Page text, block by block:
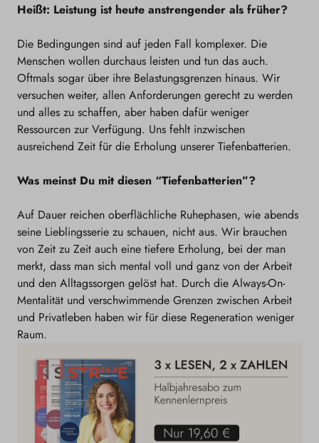
Heißt: Leistung ist heute anstrengender als früher?
Die Bedingungen sind auf jeden Fall komplexer. Die
Menschen wollen durchaus leisten und tun das auch.
Oftmals sogar über ihre Belastungsgrenzen hinaus. Wir
versuchen weiter, allen Anforderungen gerecht zu werden
und alles zu schaffen, aber haben dafür weniger
Ressourcen zur Verfügung. Uns fehlt inzwischen
ausreichend Zeit für die Erholung unserer Tiefenbatterien.
Was meinst Du mit diesen “Tiefenbatterien”?
Auf Dauer reichen oberflächliche Ruhephasen, wie abends
seine Lieblingsserie zu schauen, nicht aus. Wir brauchen
von Zeit zu Zeit auch eine tiefere Erholung, bei der man
merkt, dass man sich mental voll und ganz von der Arbeit
und den Alltagssorgen gelöst hat. Durch die Always-On-
Mentalität und verschwimmende Grenzen zwischen Arbeit
und Privatleben haben wir für diese Regeneration weniger
Raum.